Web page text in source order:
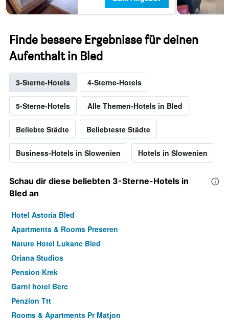
Finde bessere Ergebnisse für deinen
Aufenthalt in Bled
3-Sterne-Hotels 4-Sterne-Hotels
5-Sterne-Hotels Alle Themen-Hotels in Bled
Beliebte Städte Beliebteste Städte
Business-Hotels in Slowenien Hotels in Slowenien
Schau dir diese beliebten 3-Sterne-Hotels in
Bled an
Hotel Astoria Bled
Apartments & Rooms Preseren
Nature Hotel Lukanc Bled
Oriana Studios
Pension Krek
Garni hotel Berc
Penzion Ttt
Rooms & Apartments Pr Matjon